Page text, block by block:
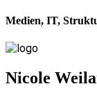
Medien, IT,
Nicole